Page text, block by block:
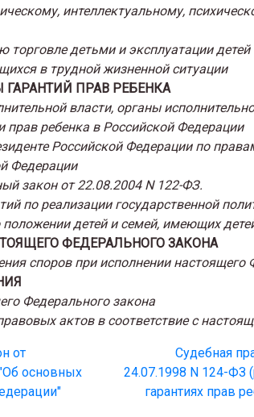
интеллектуальному,
детьми и эксплуатации детей
в трудной жизненной ситуации
ПРАВ РЕБЕНКА
власти, органы
ребенка в Российской Федерации
Российской Федерации по
Федерации
закон от 22.08.2004 N 122-ФЗ.
по реализации государственной
детей и семей, имеющих
ФЕДЕРАЛЬНОГО ЗАКОНА
споров при исполнении настоящего
Федерального закона
актов в соответствие с
от
основных
Судебная
24.07.1998 N 124-ФЗ
гарантиях прав